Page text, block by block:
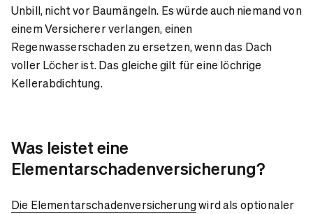
Unbill, nicht vor Baumängeln. Es würde auch niemand von
einem Versicherer verlangen, einen
Regenwasserschaden zu ersetzen, wenn das Dach
voller Löcher ist. Das gleiche gilt für eine löchrige
Kellerabdichtung.
Was leistet eine
Elementarschadenversicherung?
Die Elementarschadenversicherungwird als optionaler